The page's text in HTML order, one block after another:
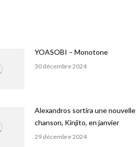
YOASOBI – Monotone
30 décembre 2024
Alexandros sortira une nouvelle
chanson, Kinjito, en janvier
29 décembre 2024